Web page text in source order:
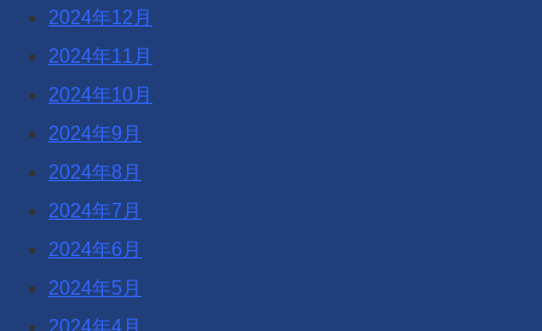
2024年12月
2024年11月
2024年10月
2024年9月
2024年8月
2024年7月
2024年6月
2024年5月